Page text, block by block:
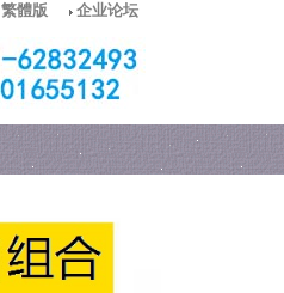
繁體版 企业论坛